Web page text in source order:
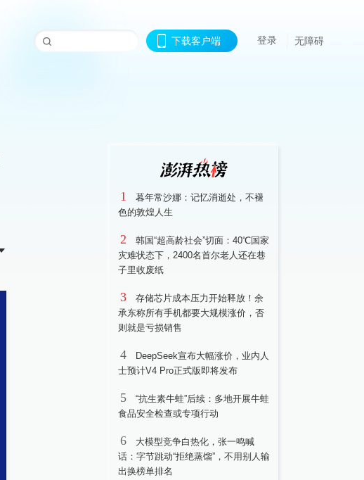
下载客户端 登录 无障碍
1
暮年常沙娜：记忆消逝处，不褪
色的敦煌人生
2
韩国“超高龄社会”切面：40℃国家
灾难状态下，2400名首尔老人还在巷
子里收废纸
3
存储芯片成本压力开始释放！余
承东称所有手机都要大规模涨价，否
则就是亏损销售
4
DeepSeek宣布大幅涨价，业内人
士预计V4 Pro正式版即将发布
5
“抗生素牛蛙”后续：多地开展牛蛙
食品安全检查或专项行动
6
大模型竞争白热化，张一鸣喊
话：字节跳动“拒绝蒸馏”，不用别人输
出换榜单排名